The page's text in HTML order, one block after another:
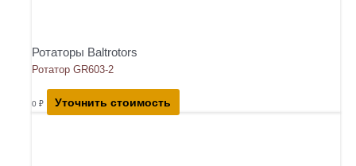
Ротаторы Baltrotors
Ротатор GR603-2
0 ₽ Уточнить стоимость